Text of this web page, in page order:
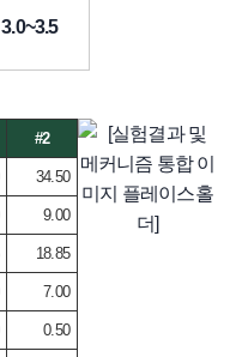
3.0~3.5
#2
34.50
9.00
18.85
7.00
0.50